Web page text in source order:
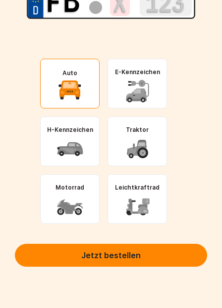
Auto E-Kennzeichen
H-Kennzeichen Traktor
Motorrad Leichtkraftrad
Jetzt bestellen